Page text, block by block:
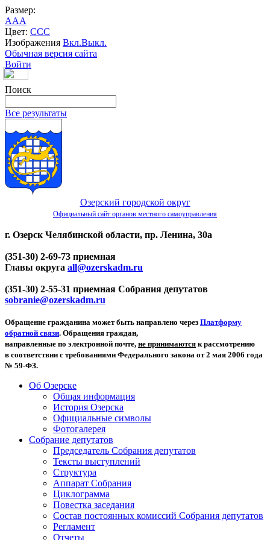
Размер:
AAA
Цвет: CCC
Изображения Вкл.Выкл.
Обычная версия сайта
Войти
Поиск
Все результаты
Озерский городской округ
Официальный сайт органов местного самоуправления
г. Озерск Челябинской области, пр. Ленина, 30а
(351-30) 2-69-73 приемная
Главы округа all@ozerskadm.ru
(351-30) 2-55-31 приемная Собрания депутатов
sobranie@ozerskadm.ru
Обращение гражданина может быть направлено через Платформу
обратной связи. Обращения граждан,
направленные по электронной почте, не принимаются к рассмотрению
в соответствии с требованиями Федерального закона от 2 мая 2006 года
№ 59-ФЗ.
Об Озерске
Общая информация
История Озерска
Официальные символы
Фотогалерея
Собрание депутатов
Председатель Собрания депутатов
Тексты выступлений
Структура
Аппарат Собрания
Циклограмма
Повестка заседания
Состав постоянных комиссий Собрания депутатов
Регламент
Отчеты